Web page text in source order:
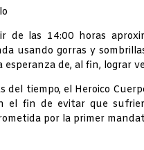
de las 14:00 horas
usando gorras y
de, al fin, lograr
del tiempo, el Heroico
el fin de evitar que
por la primer